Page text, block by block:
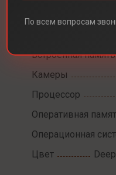
Встроенная память
Камеры
Процессор
Оперативная
Операционная
Цвет
По всем вопросам